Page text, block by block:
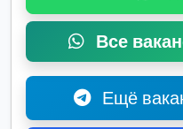
Все
Ещё